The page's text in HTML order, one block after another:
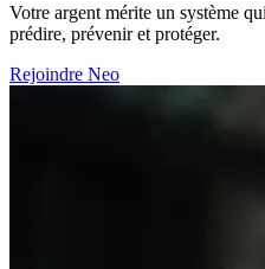
Votre argent mérite un système
prédire, prévenir et protéger.
Rejoindre Neo